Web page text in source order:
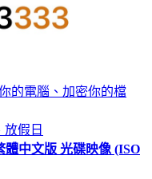
的電腦、加密你的檔
放假日
體中文版 光碟映像 (ISO